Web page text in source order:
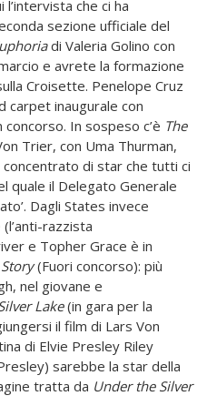
che ci ha
sezione ufficiale del
di Valeria Golino con
e avrete la formazione
Croisette. Penelope Cruz
carpet inaugurale con
concorso. In sospeso c’è The
Trier, con Uma Thurman,
concentrato di star che tutti ci
quale il Delegato Generale
Dagli States invece
razzista
e Topher Grace è in
(Fuori concorso): più
nel giovane e
Lake(in gara per la
il film di Lars Von
di Elvie Presley Riley
sarebbe la star della
tratta da Under the Silver